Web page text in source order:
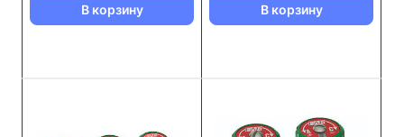
В корзину В корзину